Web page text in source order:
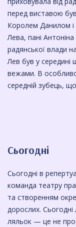
перед виставою
Королем Данилом
Лева, пані
радянської влади
Лев був у середині
вежами. В
середній зубець,
Сьогодні
Сьогодні в
команда театру
та створенням
дорослих.
ляльок — це не